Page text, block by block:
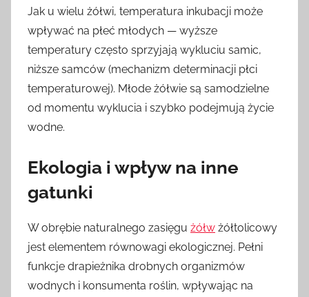
Jak u wielu żółwi, temperatura inkubacji może
wpływać na płeć młodych — wyższe
temperatury często sprzyjają wykluciu samic,
niższe samców (mechanizm determinacji płci
temperaturowej). Młode żółwie są samodzielne
od momentu wyklucia i szybko podejmują życie
wodne.
Ekologia i wpływ na inne
gatunki
W obrębie naturalnego zasięgu żółw żółtolicowy
jest elementem równowagi ekologicznej. Pełni
funkcje drapieżnika drobnych organizmów
wodnych i konsumenta roślin, wpływając na